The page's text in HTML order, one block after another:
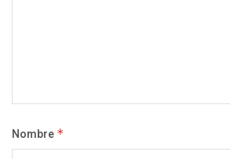
Nombre *